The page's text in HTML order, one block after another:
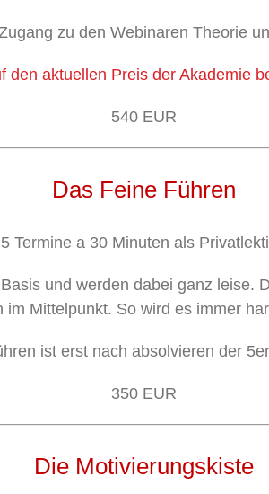
zu den Webinaren Theorie
den aktuellen Preis der Akademie
540 EUR
Das Feine Führen
5 Termine a 30 Minuten als
und werden dabei ganz leise.
im Mittelpunkt. So wird es immer
ist erst nach absolvieren der
350 EUR
Die Motivierungskiste